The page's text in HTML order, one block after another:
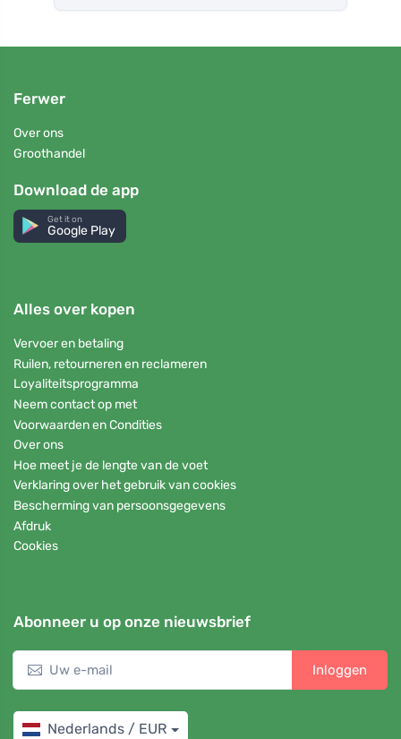
Ferwer
Over ons
Groothandel
Download de app
Get it on
Google Play
Alles over kopen
Vervoer en betaling
Ruilen, retourneren en reclameren
Loyaliteitsprogramma
Neem contact op met
Voorwaarden en Condities
Over ons
Hoe meet je de lengte van de voet
Verklaring over het gebruik van cookies
Bescherming van persoonsgegevens
Afdruk
Cookies
Abonneer u op onze nieuwsbrief
Inloggen
Nederlands / EUR